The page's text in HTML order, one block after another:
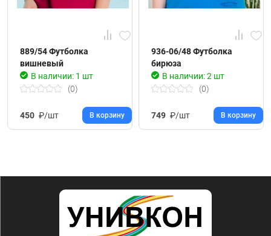
889/54 Футболка
вишневый
В наличии: 1 шт
(0)
450 ₽/шт В корзину
936-06/48 Футболка
бирюза
В наличии: 2 шт
(0)
749 ₽/шт В корзину